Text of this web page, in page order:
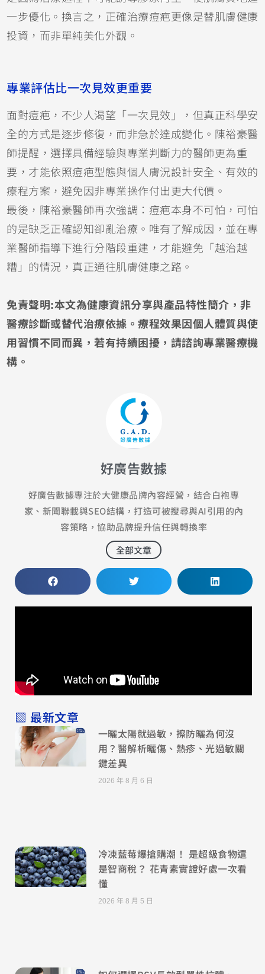
一步優化。換言之，正確治療痘疤更像是替肌膚健康
投資，而非單純美化外觀。
專業評估比一次見效更重要
面對痘疤，不少人渴望「一次見效」，但真正科學安
全的方式是逐步修復，而非急於達成變化。陳裕豪醫
師提醒，選擇具備經驗與專業判斷力的醫師更為重
要，才能依照痘疤型態與個人膚況設計安全、有效的
療程方案，避免因非專業操作付出更大代價。
最後，陳裕豪醫師再次強調：痘疤本身不可怕，可怕
的是缺乏正確認知卻亂治療。唯有了解成因，並在專
業醫師指導下進行分階段重建，才能避免「越治越
糟」的情況，真正通往肌膚健康之路。
免責聲明:本文為健康資訊分享與產品特性簡介，非
醫療診斷或替代治療依據。療程效果因個人體質與使
用習慣不同而異，若有持續困擾，請諮詢專業醫療機
構。
好廣告數據
好廣告數據專注於大健康品牌內容經營，結合白袍專
家、新聞聯載與SEO結構，打造可被搜尋與AI引用的內
容策略，協助品牌提升信任與轉換率
全部文章
▧ 最新文章
一曬太陽就過敏，擦防曬為何沒
用？醫解析曬傷、熱疹、光過敏關
鍵差異
2026 年 8 月 6 日
冷凍藍莓爆搶購潮！ 是超級食物還
是智商稅？ 花青素實證好處一次看
懂
2026 年 8 月 5 日